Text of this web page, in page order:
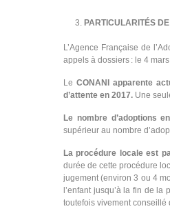
PARTICULARITÉS
L’Agence Française de
appels à dossiers : le 4
Le CONANI apparente
d’attente en 2017. Une
Le nombre d’adoptions
supérieur au nombre
La procédure locale est
durée de cette procédure
jugement (environ 3 ou 4
l’enfant jusqu’à la fin de
toutefois vivement conseillé